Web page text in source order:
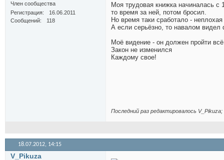
Член сообщества
Регистрация
16.06.2011
Сообщений
118
Моя трудовая книжка начиналась с
то время за ней, потом бросил.
Но время таки сработало -
А если серьёзно, то навалом видел
Моё видение - он должен пройти
Закон не изменился
Каждому свое!
Последний раз редактировалось
18.07.2012, 14:15
V_Pikuza